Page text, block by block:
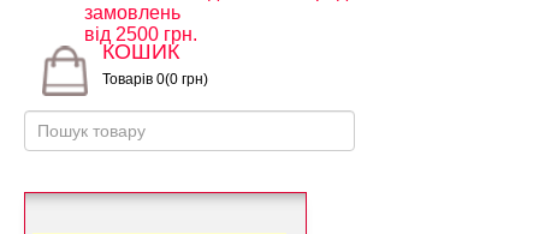
замовлень
від 2500 грн.
КОШИК
Товарів 0(0 грн)